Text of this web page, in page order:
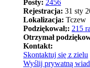
Posty: 2456
Rejestracja: 31 sty
Lokalizacja: Tczew
Podziękował;: 215
Otrzymał
Kontakt:
Skontaktuj się z zielu
Wyślij prywatną